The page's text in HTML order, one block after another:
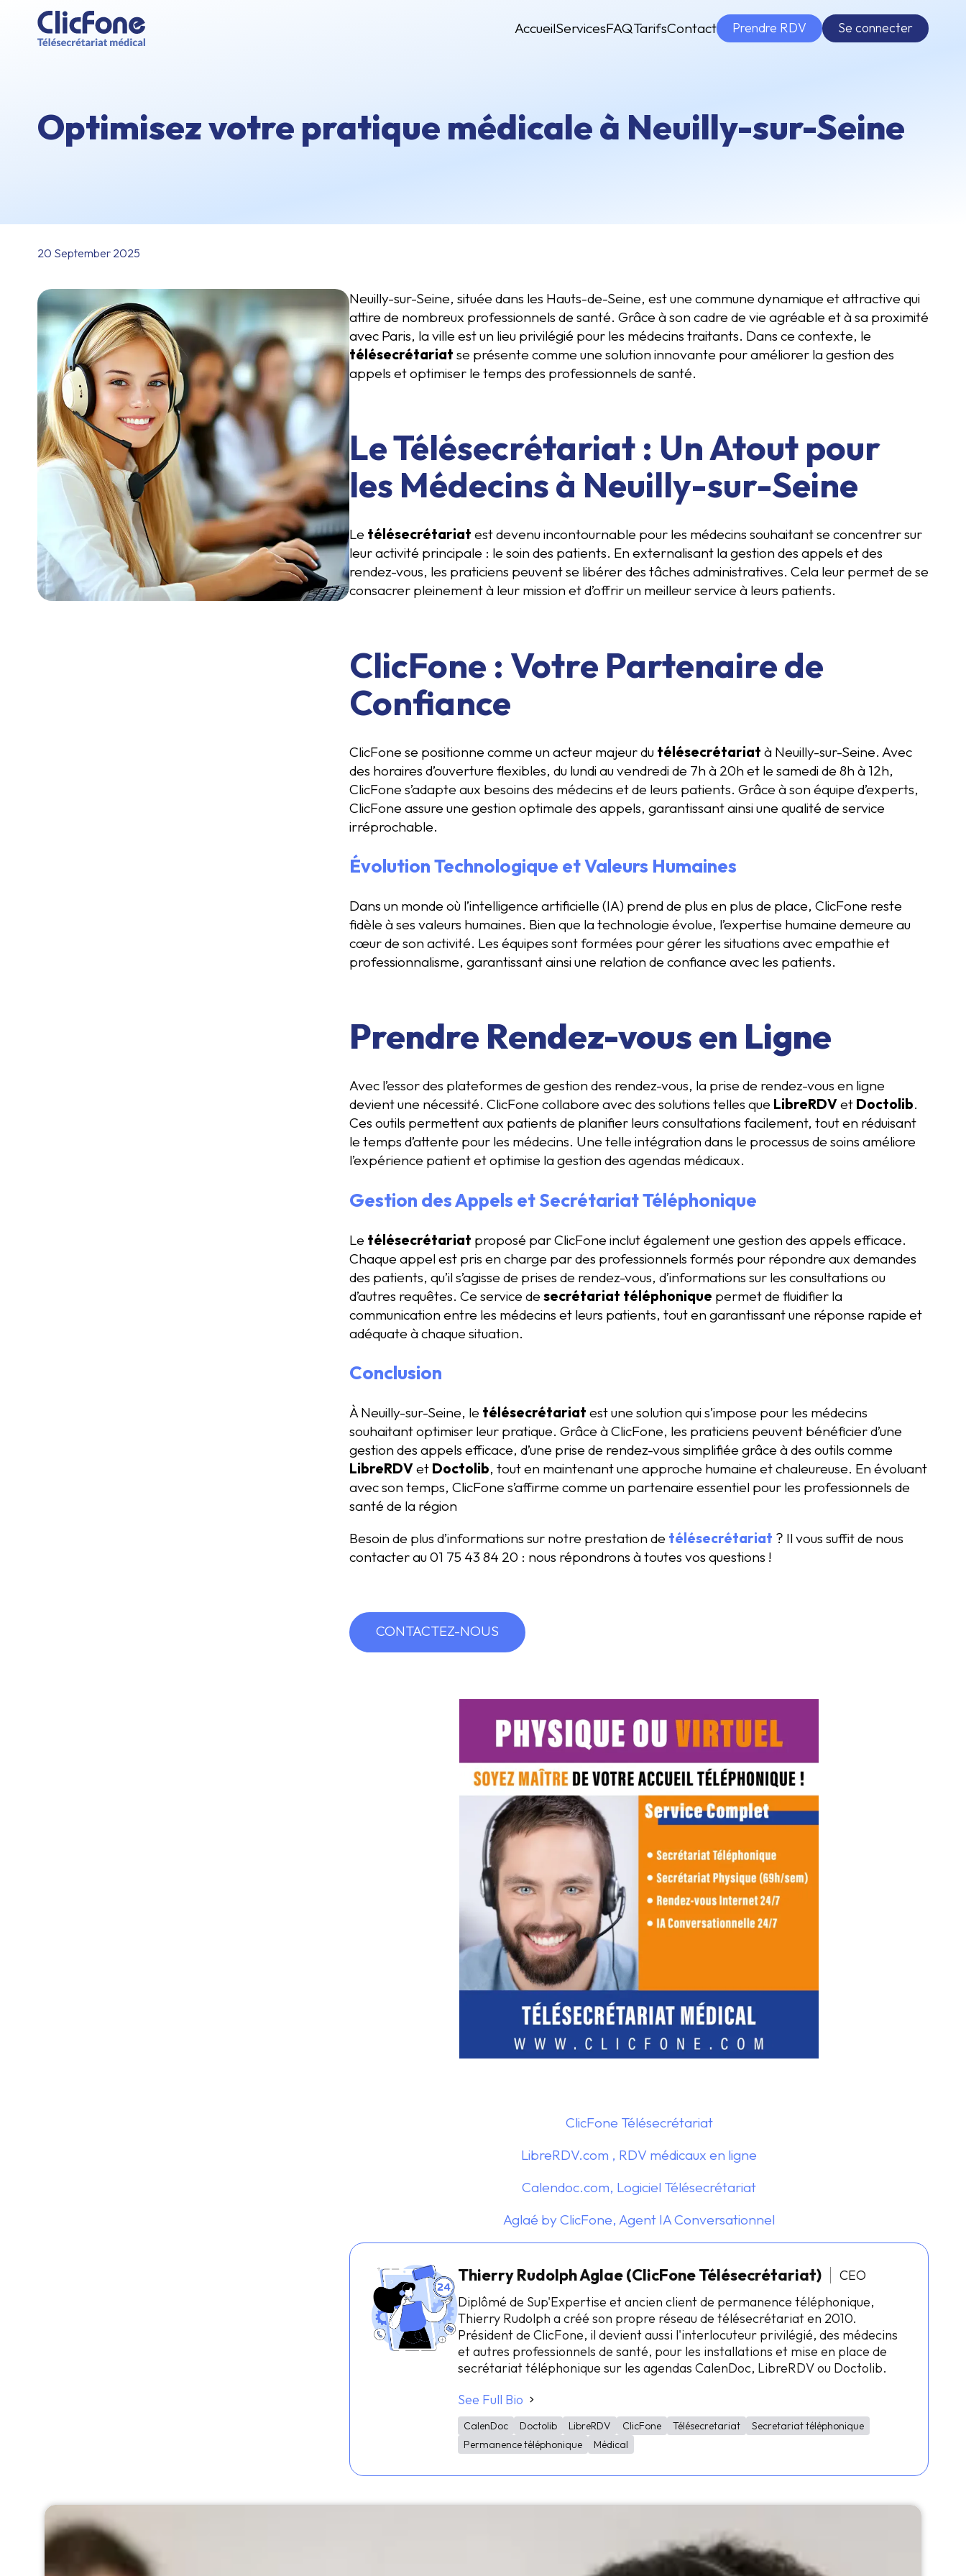
AccueilServicesFAQTarifsContact Prendre RDV Se connecter
Optimisez votre pratique médicale à Neuilly-sur-Seine
20 September 2025
Neuilly-sur-Seine, située dans les Hauts-de-Seine, est une commune dynamique et attractive qui
attire de nombreux professionnels de santé. Grâce à son cadre de vie agréable et à sa proximité
avec Paris, la ville est un lieu privilégié pour les médecins traitants. Dans ce contexte, le
télésecrétariat se présente comme une solution innovante pour améliorer la gestion des
appels et optimiser le temps des professionnels de santé.
Le Télésecrétariat : Un Atout pour
les Médecins à Neuilly-sur-Seine
Le télésecrétariat est devenu incontournable pour les médecins souhaitant se concentrer sur
leur activité principale : le soin des patients. En externalisant la gestion des appels et des
rendez-vous, les praticiens peuvent se libérer des tâches administratives. Cela leur permet de se
consacrer pleinement à leur mission et d’offrir un meilleur service à leurs patients.
ClicFone : Votre Partenaire de
Confiance
ClicFone se positionne comme un acteur majeur du télésecrétariat à Neuilly-sur-Seine. Avec
des horaires d’ouverture flexibles, du lundi au vendredi de 7h à 20h et le samedi de 8h à 12h,
ClicFone s’adapte aux besoins des médecins et de leurs patients. Grâce à son équipe d’experts,
ClicFone assure une gestion optimale des appels, garantissant ainsi une qualité de service
irréprochable.
Évolution Technologique et Valeurs Humaines
Dans un monde où l’intelligence artificielle (IA) prend de plus en plus de place, ClicFone reste
fidèle à ses valeurs humaines. Bien que la technologie évolue, l’expertise humaine demeure au
cœur de son activité. Les équipes sont formées pour gérer les situations avec empathie et
professionnalisme, garantissant ainsi une relation de confiance avec les patients.
Prendre Rendez-vous en Ligne
Avec l’essor des plateformes de gestion des rendez-vous, la prise de rendez-vous en ligne
devient une nécessité. ClicFone collabore avec des solutions telles que LibreRDVet Doctolib.
Ces outils permettent aux patients de planifier leurs consultations facilement, tout en réduisant
le temps d’attente pour les médecins. Une telle intégration dans le processus de soins améliore
l’expérience patient et optimise la gestion des agendas médicaux.
Gestion des Appels et Secrétariat Téléphonique
Le télésecrétariat proposé par ClicFone inclut également une gestion des appels efficace.
Chaque appel est pris en charge par des professionnels formés pour répondre aux demandes
des patients, qu’il s’agisse de prises de rendez-vous, d’informations sur les consultations ou
d’autres requêtes. Ce service de secrétariat téléphonique permet de fluidifier la
communication entre les médecins et leurs patients, tout en garantissant une réponse rapide et
adéquate à chaque situation.
Conclusion
À Neuilly-sur-Seine, le télésecrétariat est une solution qui s’impose pour les médecins
souhaitant optimiser leur pratique. Grâce à ClicFone, les praticiens peuvent bénéficier d’une
gestion des appels efficace, d’une prise de rendez-vous simplifiée grâce à des outils comme
LibreRDVet Doctolib, tout en maintenant une approche humaine et chaleureuse. En évoluant
avec son temps, ClicFone s’affirme comme un partenaire essentiel pour les professionnels de
santé de la région
Besoin de plus d’informations sur notre prestation de télésecrétariat ? Il vous suffit de nous
contacter au 01 75 43 84 20 : nous répondrons à toutes vos questions !
CONTACTEZ-NOUS
ClicFone Télésecrétariat
LibreRDV.com , RDV médicaux en ligne
Calendoc.com, Logiciel Télésecrétariat
Aglaé by ClicFone, Agent IA Conversationnel
Thierry Rudolph Aglae (ClicFone Télésecrétariat)
CEO
Diplômé de Sup'Expertise et ancien client de permanence téléphonique,
Thierry Rudolph a créé son propre réseau de télésecrétariat en 2010.
Président de ClicFone, il devient aussi l'interlocuteur privilégié, des médecins
et autres professionnels de santé, pour les installations et mise en place de
secrétariat téléphonique sur les agendas CalenDoc, LibreRDV ou Doctolib.
See Full Bio
CalenDoc Doctolib LibreRDV ClicFone Télésecretariat
Secretariat téléphonique
Permanence téléphonique
Médical